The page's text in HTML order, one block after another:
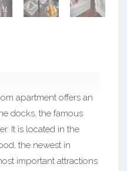
apartment offers an
docks, the famous
It is located in the
the newest in
important attractions